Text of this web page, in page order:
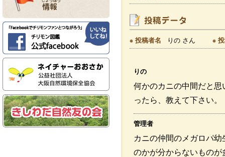
投稿者名 りの さん
りの
何かのカニの中間だと
ったら、教えて下さい。
管理者
カニの仲間のメガロパ
のかが分からないもの